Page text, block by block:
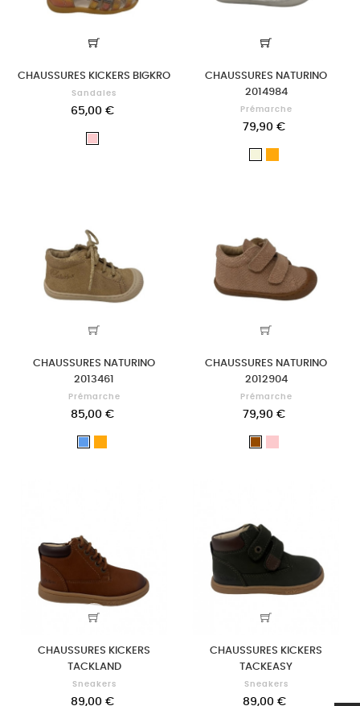
CHAUSSURES KICKERS BIGKRO
Sandales
65,00 €
CHAUSSURES NATURINO
2014984
Prémarche
79,90 €
CHAUSSURES NATURINO
2013461
Prémarche
85,00 €
CHAUSSURES NATURINO
2012904
Prémarche
79,90 €
CHAUSSURES KICKERS
TACKLAND
Sneakers
89,00 €
CHAUSSURES KICKERS
TACKEASY
Sneakers
89,00 €